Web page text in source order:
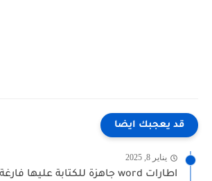
قد يعجبك ايضا
يناير 8, 2025